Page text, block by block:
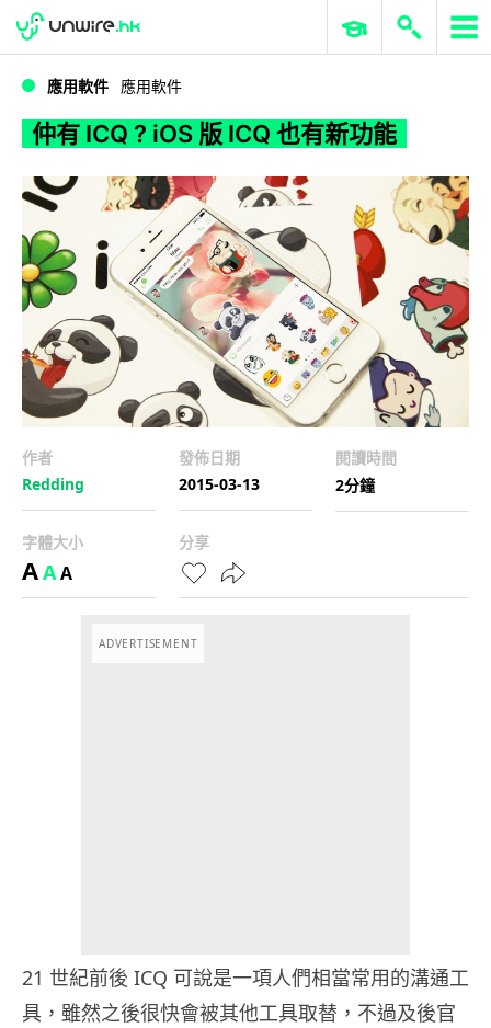
仲有 ICQ ? iOS 版 ICQ 也有新功能
WWDC 2026 ERP 與商業 AI
應用軟件 應用軟件
仲有 ICQ ? iOS 版 ICQ 也有新功能
作者
Redding
發佈日期
2015-03-13
閱讀時間
2分鐘
字體大小
AAA
分享
ADVERTISEMENT
21 世紀前後 ICQ 可說是一項人們相當常用的溝通工
具，雖然之後很快會被其他工具取替，不過及後官